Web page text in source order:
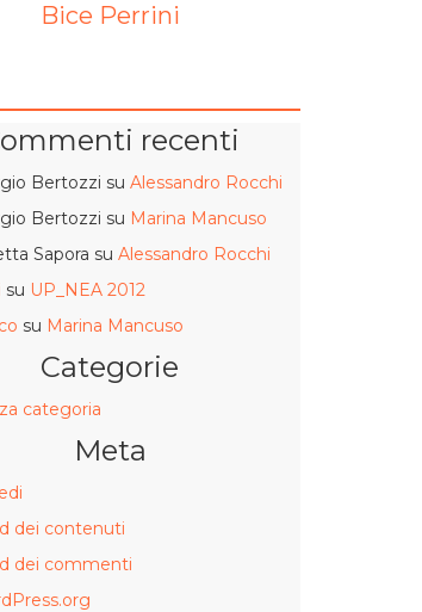
Bice Perrini
recenti
Bertozzi su Alessandro Rocchi
Bertozzi su Marina Mancuso
Sapora su Alessandro Rocchi
su UP_NEA 2012
su Marina Mancuso
Categorie
categoria
Meta
dei contenuti
dei commenti